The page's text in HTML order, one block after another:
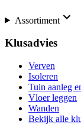
Assortiment
Klusadvies
Verven
Isoleren
Tuin aanleg
Vloer leggen
Wanden
Bekijk alle